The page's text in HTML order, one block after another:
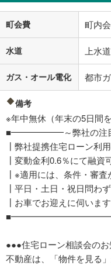
町会費 町内
水道 上水
ガス・オール電化 都市
備考
※年中無休（年末の5日間
■━━━━━━～弊社の
┃弊社提携住宅ローン利
┃変動金利0.6％にて融資
┃※適用には、条件・審査
┃平日・土日・祝日問わ
┃お車でお迎えに伺います
●●●住宅ローン相談会の
不動産は、「物件を見る」